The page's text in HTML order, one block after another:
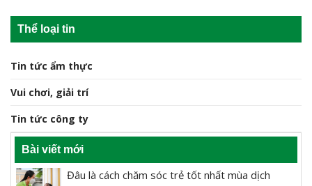
Thể loại tin
Tin tức ẩm thực
Vui chơi, giải trí
Tin tức công ty
Bài viết mới
Đâu là cách chăm sóc trẻ tốt nhất mùa dịch